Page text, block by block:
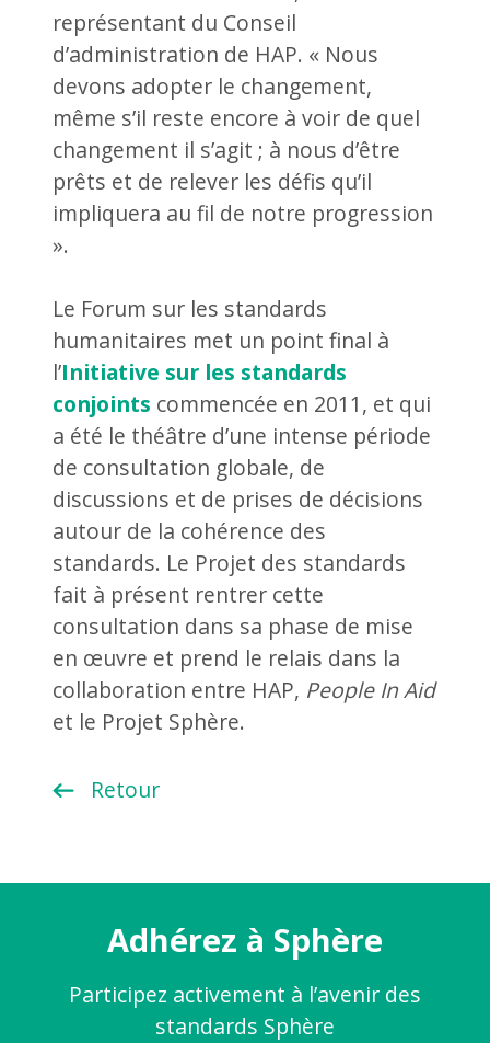
représentant du Conseil
d’administration de HAP. « Nous
devons adopter le changement,
même s’il reste encore à voir de quel
changement il s’agit ; à nous d’être
prêts et de relever les défis qu’il
impliquera au fil de notre progression
».
Le Forum sur les standards
humanitaires met un point final à
l’Initiative sur les standards
conjoints commencée en 2011, et qui
a été le théâtre d’une intense période
de consultation globale, de
discussions et de prises de décisions
autour de la cohérence des
standards. Le Projet des standards
fait à présent rentrer cette
consultation dans sa phase de mise
en œuvre et prend le relais dans la
collaboration entre HAP, People In Aid
et le Projet Sphère.
Retour
Adhérez à Sphère
Participez activement à l’avenir des
standards Sphère